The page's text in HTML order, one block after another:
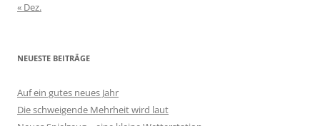
« Dez.
NEUESTE BEITRÄGE
Auf ein gutes neues Jahr
Die schweigende Mehrheit wird laut